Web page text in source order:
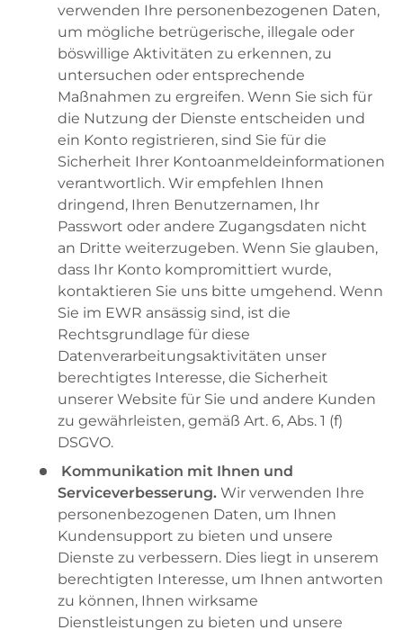
verwenden Ihre personenbezogenen Daten,
um mögliche betrügerische, illegale oder
böswillige Aktivitäten zu erkennen, zu
untersuchen oder entsprechende
Maßnahmen zu ergreifen. Wenn Sie sich für
die Nutzung der Dienste entscheiden und
ein Konto registrieren, sind Sie für die
Sicherheit Ihrer Kontoanmeldeinformationen
verantwortlich. Wir empfehlen Ihnen
dringend, Ihren Benutzernamen, Ihr
Passwort oder andere Zugangsdaten nicht
an Dritte weiterzugeben. Wenn Sie glauben,
dass Ihr Konto kompromittiert wurde,
kontaktieren Sie uns bitte umgehend. Wenn
Sie im EWR ansässig sind, ist die
Rechtsgrundlage für diese
Datenverarbeitungsaktivitäten unser
berechtigtes Interesse, die Sicherheit
unserer Website für Sie und andere Kunden
zu gewährleisten, gemäß Art. 6, Abs. 1 (f)
DSGVO.
Kommunikation mit Ihnen und
Serviceverbesserung. Wir verwenden Ihre
personenbezogenen Daten, um Ihnen
Kundensupport zu bieten und unsere
Dienste zu verbessern. Dies liegt in unserem
berechtigten Interesse, um Ihnen antworten
zu können, Ihnen wirksame
Dienstleistungen zu bieten und unsere